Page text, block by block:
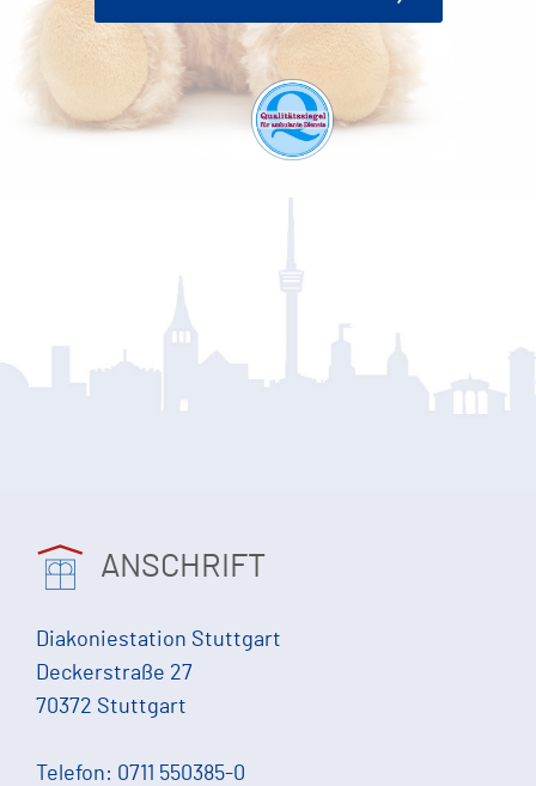
ANSCHRIFT
Diakoniestation Stuttgart
Deckerstraße 27
70372 Stuttgart
Telefon: 0711 550385-0